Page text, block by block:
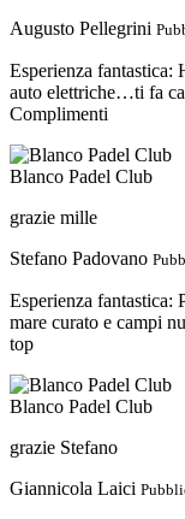
Augusto Pellegrini
Esperienza fantastica:
auto elettriche…ti fa
Complimenti
Blanco Padel Club
grazie mille
Stefano Padovano
Esperienza fantastica:
mare curato e campi
top
Blanco Padel Club
grazie Stefano
Giannicola Laici